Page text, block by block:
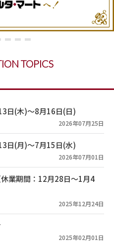
TOPICS
日(木)～8月16日(日)
2026年07月25日
日(月)～7月15日(水)
2026年07月01日
業期間：12月28日～1月4
2025年12月24日
2025年02月01日